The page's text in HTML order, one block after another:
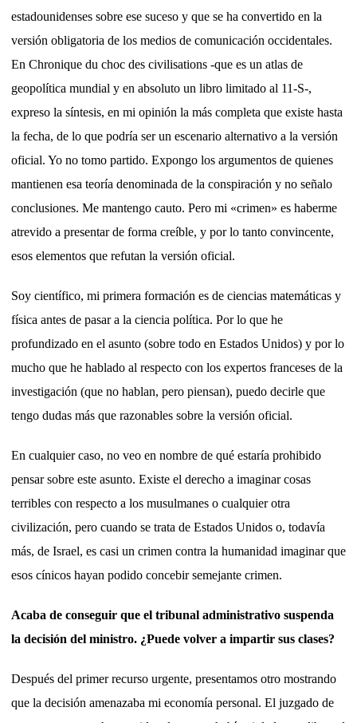
estadounidenses sobre ese suceso y que se ha convertido en la
versión obligatoria de los medios de comunicación occidentales.
En Chronique du choc des civilisations -que es un atlas de
geopolítica mundial y en absoluto un libro limitado al 11-S-,
expreso la síntesis, en mi opinión la más completa que existe hasta
la fecha, de lo que podría ser un escenario alternativo a la versión
oficial. Yo no tomo partido. Expongo los argumentos de quienes
mantienen esa teoría denominada de la conspiración y no señalo
conclusiones. Me mantengo cauto. Pero mi «crimen» es haberme
atrevido a presentar de forma creíble, y por lo tanto convincente,
esos elementos que refutan la versión oficial.
Soy científico, mi primera formación es de ciencias matemáticas y
física antes de pasar a la ciencia política. Por lo que he
profundizado en el asunto (sobre todo en Estados Unidos) y por lo
mucho que he hablado al respecto con los expertos franceses de la
investigación (que no hablan, pero piensan), puedo decirle que
tengo dudas más que razonables sobre la versión oficial.
En cualquier caso, no veo en nombre de qué estaría prohibido
pensar sobre este asunto. Existe el derecho a imaginar cosas
terribles con respecto a los musulmanes o cualquier otra
civilización, pero cuando se trata de Estados Unidos o, todavía
más, de Israel, es casi un crimen contra la humanidad imaginar que
esos cínicos hayan podido concebir semejante crimen.
Acaba de conseguir que el tribunal administrativo suspenda
la decisión del ministro. ¿Puede volver a impartir sus clases?
Después del primer recurso urgente, presentamos otro mostrando
que la decisión amenazaba mi economía personal. El juzgado de